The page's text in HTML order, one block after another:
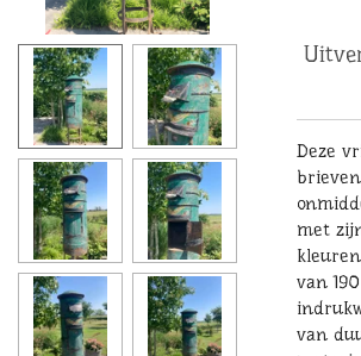
Deze
met
van
van